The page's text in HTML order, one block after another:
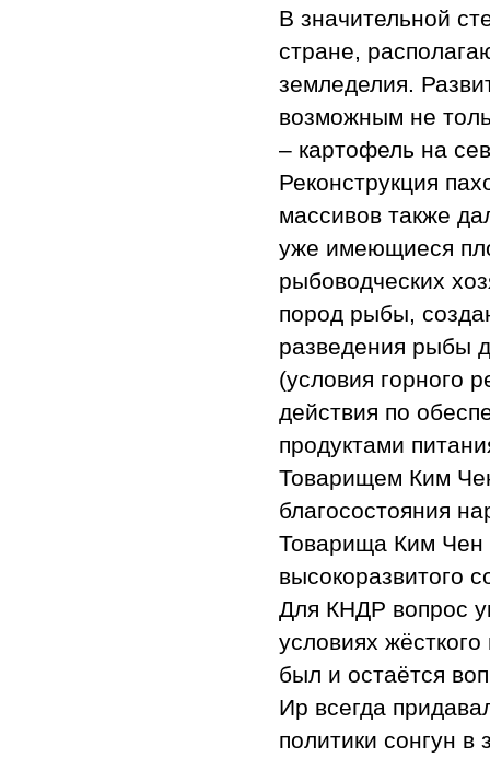
В значительной
стране,
земледелия.
возможным не
– картофель на
Реконструкция
массивов также
уже имеющиеся
рыбоводческих
пород рыбы,
разведения рыбы
(условия горного
действия по
продуктами
Товарищем Ким
благосостояния
Товарища Ким Чен
высокоразвитого
Для КНДР вопрос
условиях
был и остаётся
Ир всегда
политики сонгун